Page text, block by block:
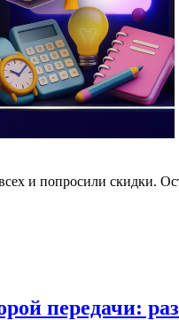
и попросили скидки.
передачи: